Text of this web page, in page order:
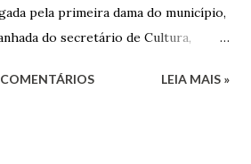
pela primeira dama do município,
do secretário de Cultura,
Santos Júnior, e na presença dos
LEIA MAIS »